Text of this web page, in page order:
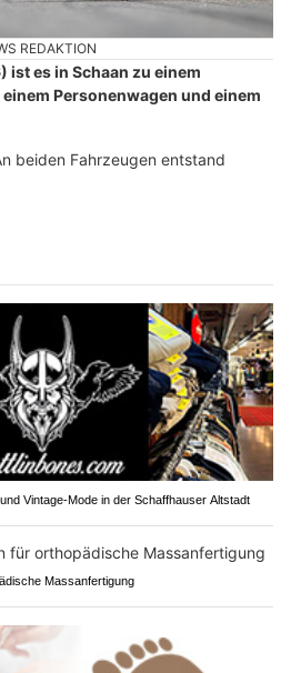
REDAKTION
es in Schaan zu einem
Personenwagen und einem
beiden Fahrzeugen entstand
Vintage-Mode in der Schaffhauser Altstadt
Massanfertigung